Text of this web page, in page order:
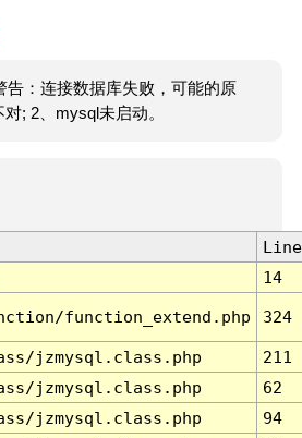
告：连接数据库失败，可能的原
; 2、mysql未启动。
Line
14
function_extend.php 324
jzmysql.class.php
211
jzmysql.class.php
62
jzmysql.class.php
94